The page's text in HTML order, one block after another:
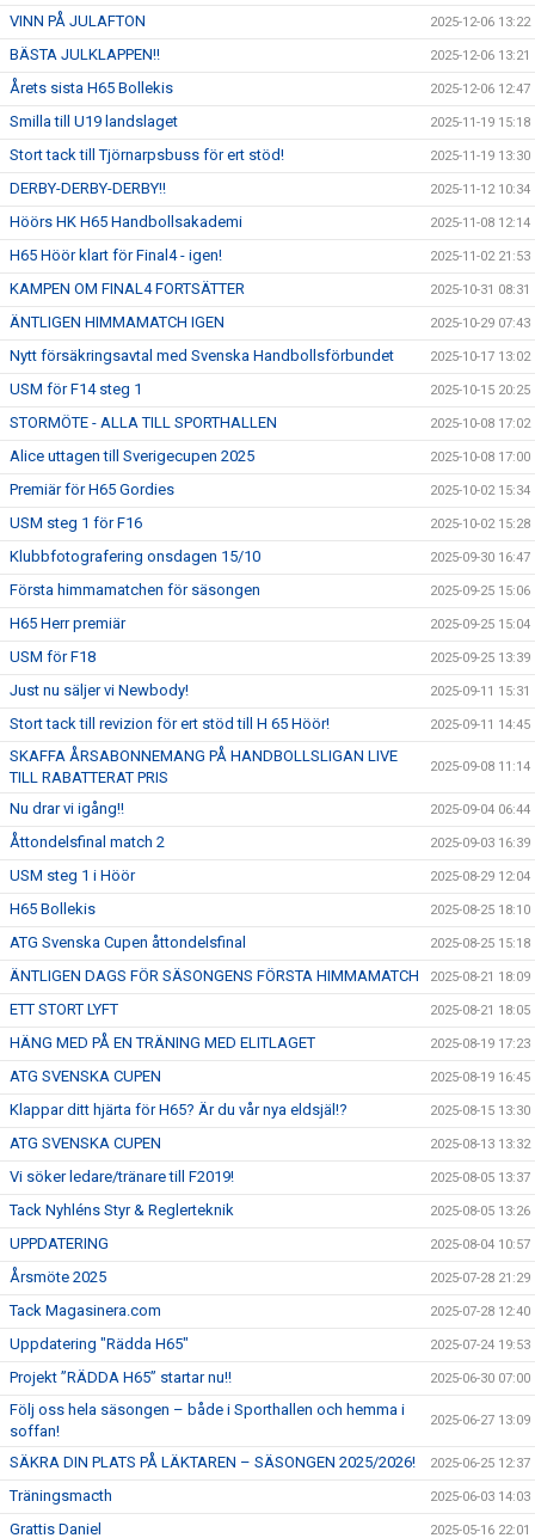
VINN PÅ JULAFTON 2025-12-06 13:22
BÄSTA JULKLAPPEN!! 2025-12-06 13:21
Årets sista H65 Bollekis 2025-12-06 12:47
Smilla till U19 landslaget 2025-11-19 15:18
Stort tack till Tjörnarpsbuss för ert stöd! 2025-11-19 13:30
DERBY-DERBY-DERBY!! 2025-11-12 10:34
Höörs HK H65 Handbollsakademi 2025-11-08 12:14
H65 Höör klart för Final4 - igen! 2025-11-02 21:53
KAMPEN OM FINAL4 FORTSÄTTER 2025-10-31 08:31
ÄNTLIGEN HIMMAMATCH IGEN 2025-10-29 07:43
Nytt försäkringsavtal med Svenska Handbollsförbundet 2025-10-17 13:02
USM för F14 steg 1 2025-10-15 20:25
STORMÖTE - ALLA TILL SPORTHALLEN 2025-10-08 17:02
Alice uttagen till Sverigecupen 2025 2025-10-08 17:00
Premiär för H65 Gordies 2025-10-02 15:34
USM steg 1 för F16 2025-10-02 15:28
Klubbfotografering onsdagen 15/10 2025-09-30 16:47
Första himmamatchen för säsongen 2025-09-25 15:06
H65 Herr premiär 2025-09-25 15:04
USM för F18 2025-09-25 13:39
Just nu säljer vi Newbody! 2025-09-11 15:31
Stort tack till revizion för ert stöd till H 65 Höör! 2025-09-11 14:45
SKAFFA ÅRSABONNEMANG PÅ HANDBOLLSLIGAN LIVE
TILL RABATTERAT PRIS
2025-09-08 11:14
Nu drar vi igång!! 2025-09-04 06:44
Åttondelsfinal match 2 2025-09-03 16:39
USM steg 1 i Höör 2025-08-29 12:04
H65 Bollekis 2025-08-25 18:10
ATG Svenska Cupen åttondelsfinal 2025-08-25 15:18
ÄNTLIGEN DAGS FÖR SÄSONGENS FÖRSTA HIMMAMATCH 2025-08-21 18:09
ETT STORT LYFT 2025-08-21 18:05
HÄNG MED PÅ EN TRÄNING MED ELITLAGET 2025-08-19 17:23
ATG SVENSKA CUPEN 2025-08-19 16:45
Klappar ditt hjärta för H65? Är du vår nya eldsjäl!? 2025-08-15 13:30
ATG SVENSKA CUPEN 2025-08-13 13:32
Vi söker ledare/tränare till F2019! 2025-08-05 13:37
Tack Nyhléns Styr & Reglerteknik 2025-08-05 13:26
UPPDATERING 2025-08-04 10:57
Årsmöte 2025 2025-07-28 21:29
Tack Magasinera.com 2025-07-28 12:40
Uppdatering "Rädda H65" 2025-07-24 19:53
Projekt ”RÄDDA H65” startar nu!! 2025-06-30 07:00
Följ oss hela säsongen – både i Sporthallen och hemma i
soffan!
2025-06-27 13:09
SÄKRA DIN PLATS PÅ LÄKTAREN – SÄSONGEN 2025/2026! 2025-06-25 12:37
Träningsmacth 2025-06-03 14:03
Grattis Daniel 2025-05-16 22:01